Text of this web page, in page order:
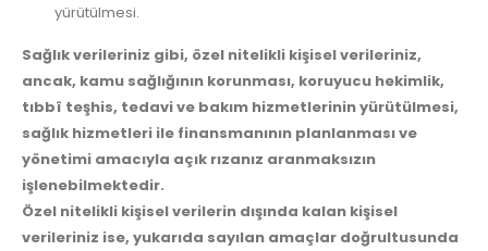
yürütülmesi.
Sağlık verileriniz gibi, özel nitelikli kişisel verileriniz,
ancak, kamu sağlığının korunması, koruyucu hekimlik,
tıbbî teşhis, tedavi ve bakım hizmetlerinin yürütülmesi,
sağlık hizmetleri ile finansmanının planlanması ve
yönetimi amacıyla açık rızanız aranmaksızın
işlenebilmektedir.
Özel nitelikli kişisel verilerin dışında kalan kişisel
verileriniz ise, yukarıda sayılan amaçlar doğrultusunda